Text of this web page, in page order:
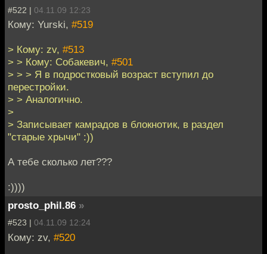
#522 | 04.11.09 12:23
Кому: Yurski, #519
> Кому: zv, #513
> > Кому: Собакевич, #501
> > > Я в подростковый возраст вступил до
перестройки.
> > Аналогично.
>
> Записывает камрадов в блокнотик, в раздел
"старые хрычи" :))
А тебе сколько лет???
:))))
prosto_phil.86 »
#523 | 04.11.09 12:24
Кому: zv, #520